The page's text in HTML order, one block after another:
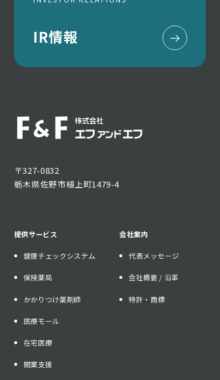
IR情報
〒327-0832
栃木県佐野市植上町1479-4
提供サービス
健康チェックシステム
保険薬局
かかりつけ薬剤師
医療モール
在宅医療
開業支援
会社案内
代表メッセージ
会社概要 / 沿革
特許・商標